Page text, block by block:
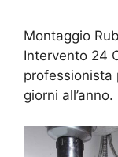
Montaggio
Intervento 24
professionista
giorni all’anno.